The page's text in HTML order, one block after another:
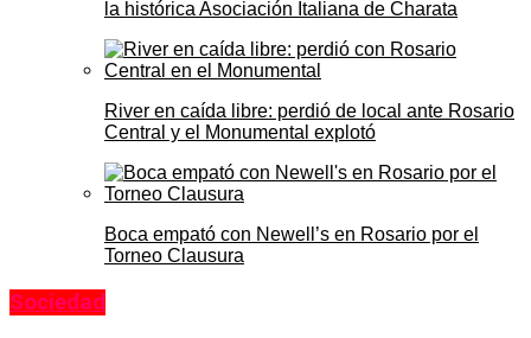
la histórica Asociación Italiana de Charata
River en caída libre: perdió de local ante Rosario
Central y el Monumental explotó
Boca empató con Newell’s en Rosario por el
Torneo Clausura
Sociedad